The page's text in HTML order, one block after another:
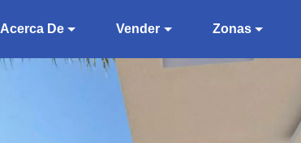
Acerca De Vender Zonas